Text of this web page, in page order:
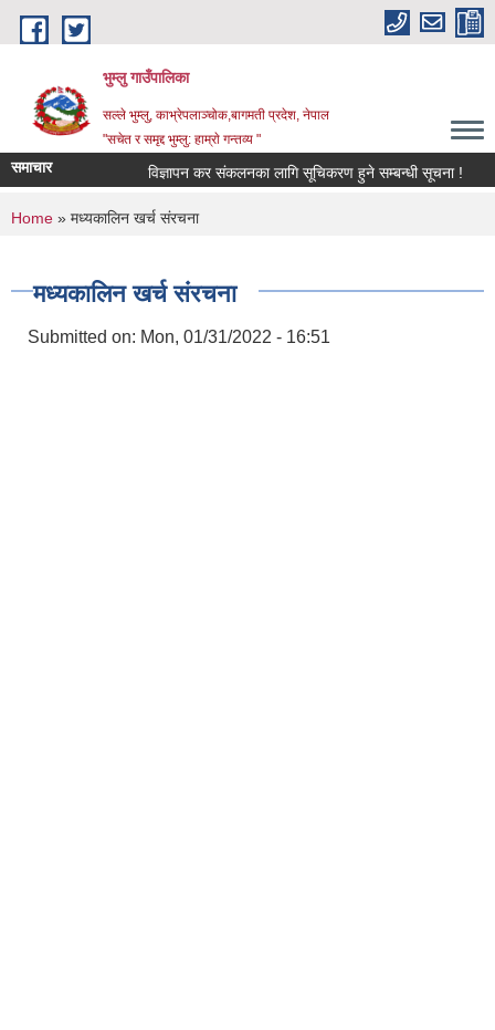
Skip to main content
भुम्लु गाउँपालिका
सल्ले भुम्लु, काभ्रेपलाञ्चोक,बागमती प्रदेश, नेपाल
"सचेत र समृद्द भुम्लु: हाम्राे गन्तव्य "
समाचार विज्ञापन कर संकलनका लागि सूचिकरण हुने सम्बन्धी सूचना !
You are here
Home » मध्यकालिन खर्च संरचना
मध्यकालिन खर्च संरचना
Submitted on: Mon, 01/31/2022 - 16:51